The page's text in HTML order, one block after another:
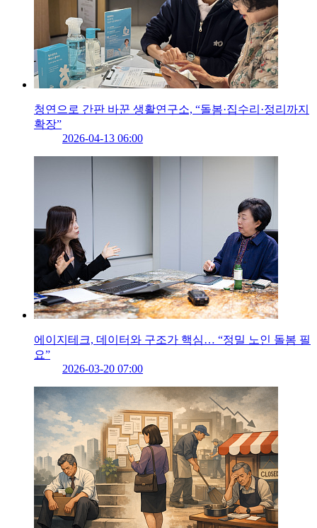
청연으로 간판 바꾼 생활연구소, “돌봄·집수리·정리까지
확장”
2026-04-13 06:00
에이지테크, 데이터와 구조가 핵심… “정밀 노인 돌봄 필
요”
2026-03-20 07:00